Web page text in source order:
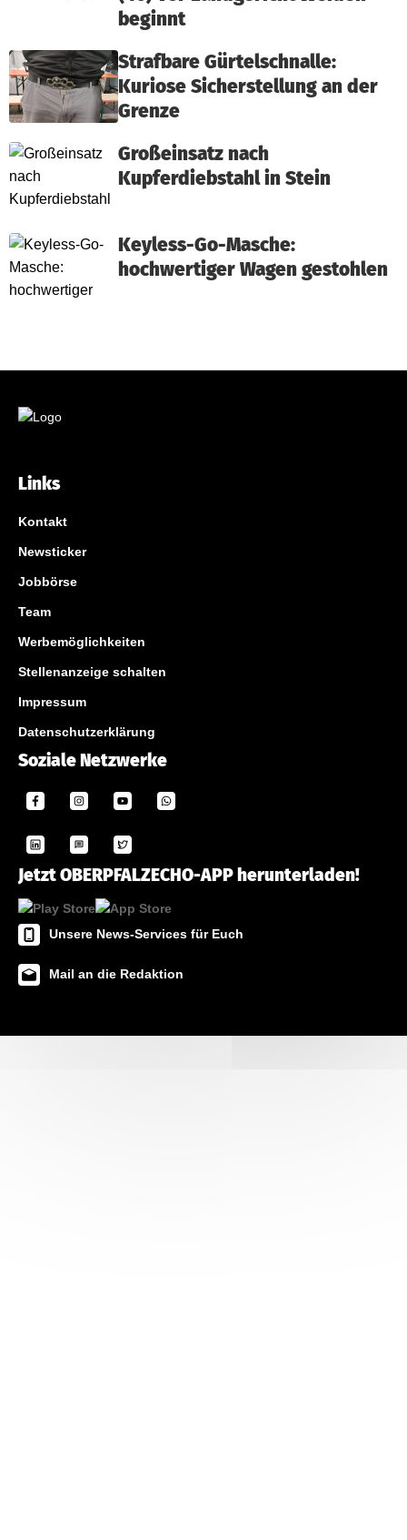
beginnt
Strafbare Gürtelschnalle:
Kuriose Sicherstellung an der
Grenze
Großeinsatz nach
Kupferdiebstahl in Stein
Keyless-Go-Masche:
hochwertiger Wagen gestohlen
Links
Kontakt
Newsticker
Jobbörse
Team
Werbemöglichkeiten
Stellenanzeige schalten
Impressum
Datenschutzerklärung
Soziale Netzwerke
Jetzt OBERPFALZECHO-APP herunterladen!
Unsere News-Services für Euch
Mail an die Redaktion